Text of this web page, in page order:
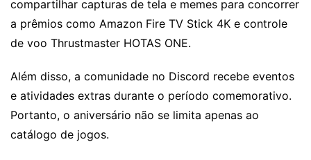
compartilhar capturas de tela e memes para concorrer
a prêmios como Amazon Fire TV Stick 4K e controle
de voo Thrustmaster HOTAS ONE.
Além disso, a comunidade no Discord recebe eventos
e atividades extras durante o período comemorativo.
Portanto, o aniversário não se limita apenas ao
catálogo de jogos.